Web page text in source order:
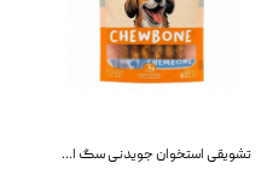
تشویقی استخوان جویدنی سگ اسنکی کرانچی با طعم مرغ Snacky Crunchy Munchy وزن 100 گرم